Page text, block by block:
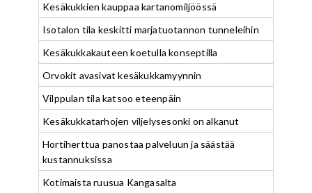
Kesäkukkien kauppaa kartanomiljöössä
Isotalon tila keskitti marjatuotannon tunneleihin
Kesäkukkakauteen koetulla konseptilla
Orvokit avasivat kesäkukkamyynnin
Vilppulan tila katsoo eteenpäin
Kesäkukkatarhojen viljelysesonki on alkanut
Hortiherttua panostaa palveluun ja säästää
kustannuksissa
Kotimaista ruusua Kangasalta